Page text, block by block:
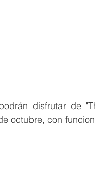
disfrutar de
octubre, con